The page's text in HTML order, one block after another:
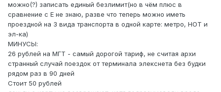
можно(?) записать единый безлимит(но в чём плюс в
сравнение с Е не знаю, разве что теперь можно иметь
проездной на 3 вида транспорта в одной карте: метро, НОТ и
эл-ка)
МИНУСЫ:
26 рублей на МГТ - самый дорогой тариф, не считая архи
странный случай поездок от терминала элекснета без будки
рядом раз в 90 дней
Стоит 50 рублей